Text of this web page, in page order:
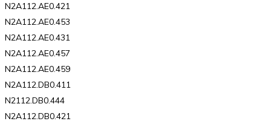
N2A112.AE0.421
N2A112.AE0.453
N2A112.AE0.431
N2A112.AE0.457
N2A112.AE0.459
N2A112.DB0.411
N2112.DB0.444
N2A112.DB0.421